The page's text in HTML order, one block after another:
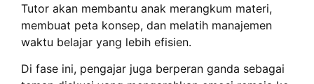
Tutor akan membantu anak merangkum materi,
membuat peta konsep, dan melatih manajemen
waktu belajar yang lebih efisien.
Di fase ini, pengajar juga berperan ganda sebagai